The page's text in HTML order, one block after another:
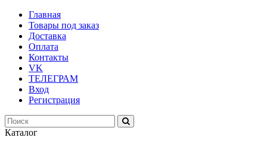
Главная
Товары под заказ
Доставка
Оплата
Контакты
VK
ТЕЛЕГРАМ
Вход
Регистрация
Каталог